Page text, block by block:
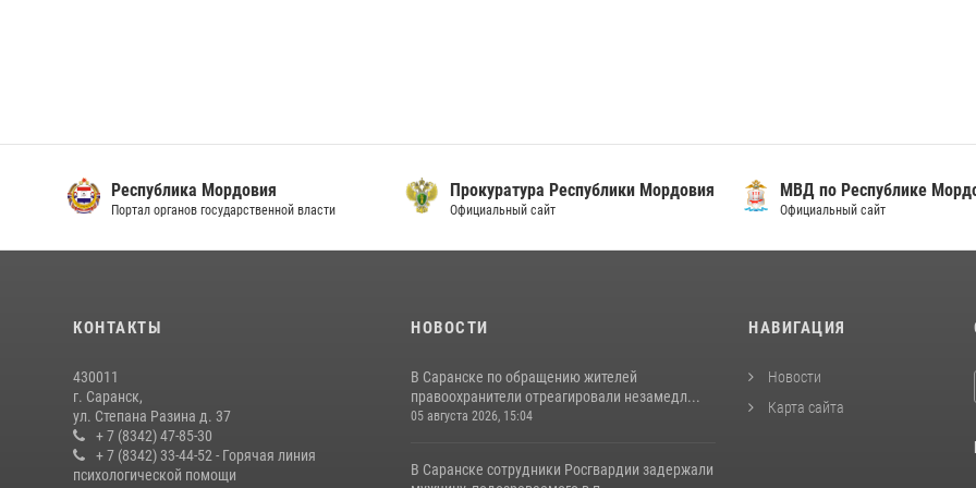
Республика Мордовия
Портал органов государственной власти
Прокуратура Республики Мордовия
Официальный сайт
МВД по Республике
Официальный сайт
КОНТАКТЫ
430011
г. Саранск,
ул. Степана Разина д. 37
+ 7 (8342) 47-85-30
+ 7 (8342) 33-44-52 - Горячая линия
психологической помощи
НОВОСТИ
В Саранске по обращению жителей
правоохранители отреагировали незамедл...
05 августа 2026, 15:04
В Саранске сотрудники Росгвардии задержали
НАВИГАЦИЯ
Новости
Карта сайта